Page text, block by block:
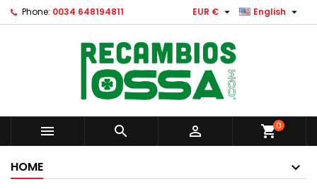
Phone: 0034 648194811 English 
EUR € 
   shopping_cart0
HOME